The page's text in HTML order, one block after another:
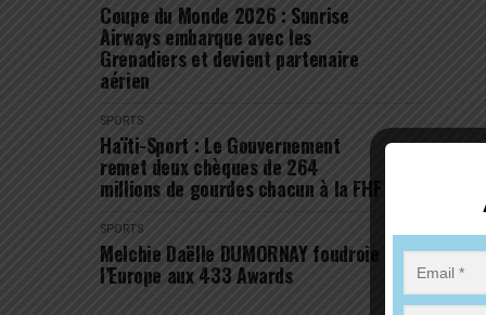
Coupe du Monde 2026 : Sunrise
Airways embarque avec les
Grenadiers et devient partenaire
aérien
SPORTS
Haïti-Sport : Le Gouvernement
remet deux chèques de 264
millions de gourdes chacun à la FHF
SPORTS
Melchie Daëlle DUMORNAY foudroie
l’Europe aux 433 Awards